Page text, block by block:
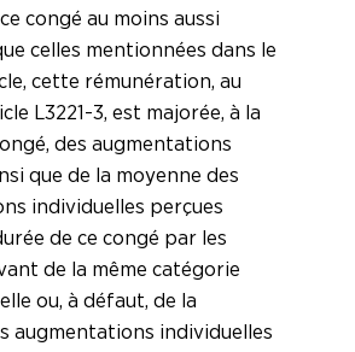
congé au moins aussi
celles mentionnées dans le
cette rémunération, au
L3221-3, est majorée, à la
des augmentations
que de la moyenne des
individuelles perçues
de ce congé par les
de la même catégorie
ou, à défaut, de la
augmentations individuelles